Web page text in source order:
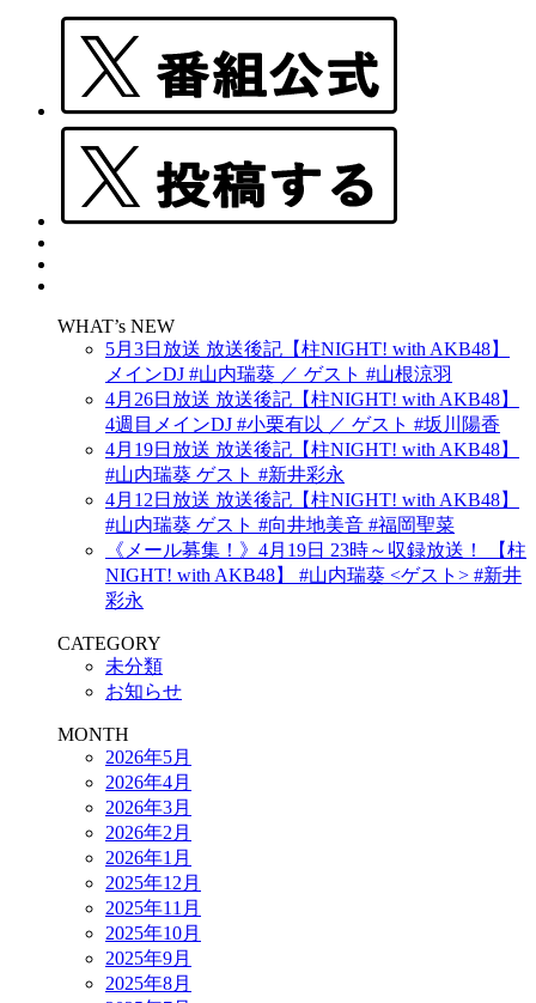
WHAT’s NEW
5月3日放送 放送後記【柱NIGHT! with AKB48】
メインDJ #山内瑞葵 ／ ゲスト #山根涼羽
4月26日放送 放送後記【柱NIGHT! with AKB48】
4週目メインDJ #小栗有以 ／ ゲスト #坂川陽香
4月19日放送 放送後記【柱NIGHT! with AKB48】
#山内瑞葵 ゲスト #新井彩永
4月12日放送 放送後記【柱NIGHT! with AKB48】
#山内瑞葵 ゲスト #向井地美音 #福岡聖菜
《メール募集！》4月19日 23時～収録放送！ 【柱
NIGHT! with AKB48】 #山内瑞葵 <ゲスト> #新井
彩永
CATEGORY
未分類
お知らせ
MONTH
2026年5月
2026年4月
2026年3月
2026年2月
2026年1月
2025年12月
2025年11月
2025年10月
2025年9月
2025年8月